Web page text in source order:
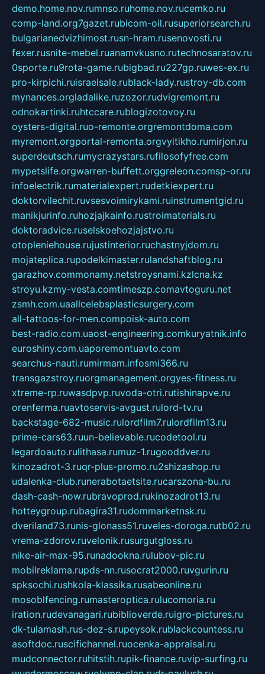
demo.home.nov.rumnso.ruhome.nov.rucemko.ru
comp-land.org7gazet.rubicom-oil.rusuperiorsearch.ru
bulgarianedvizhimost.rusn-hram.rusenovosti.ru
fexer.rusnite-mebel.ruanamvkusno.rutechnosaratov.ru
0sporte.ru9rota-game.rubigbad.ru227gp.ruwes-ex.ru
pro-kirpichi.ruisraelsale.rublack-lady.rustroy-db.com
mynances.orgladalike.ruzozor.rudvigremont.ru
odnokartinki.ruhtccare.rublogizotovoy.ru
oysters-digital.ruo-remonte.orgremontdoma.com
myremont.orgportal-remonta.orgvyitikho.rumirjon.ru
superdeutsch.rumycrazystars.rufilosofyfree.com
mypetslife.orgwarren-buffett.orggreleon.comsp-or.ru
infoelectrik.rumaterialexpert.rudetkiexpert.ru
doktorvilechit.ruvsesvoimirykami.ruinstrumentgid.ru
manikjurinfo.ruhozjajkainfo.rustroimaterials.ru
doktoradvice.ruselskoehozjajstvo.ru
otopleniehouse.rujustinterior.ruchastnyjdom.ru
mojateplica.rupodelkimaster.rulandshaftblog.ru
garazhov.commonamy.netstroysnami.kzlcna.kz
stroyu.kzmy-vesta.comtimeszp.comavtoguru.net
zsmh.com.uaallcelebsplasticsurgery.com
all-tattoos-for-men.compoisk-auto.com
best-radio.com.uaost-engineering.comkuryatnik.info
euroshiny.com.uaporemontuavto.com
searchus-nauti.rumirmam.infosmi366.ru
transgazstroy.ruorgmanagement.orgyes-fitness.ru
xtreme-rp.ruwasdpvp.ruvoda-otri.rutishinapve.ru
orenferma.ruavtoservis-avgust.rulord-tv.ru
backstage-682-music.rulordfilm7.rulordfilm13.ru
prime-cars63.ruun-believable.rucodetool.ru
legardoauto.rulithasa.rumuz-1.rugooddver.ru
kinozadrot-3.ruqr-plus-promo.ru2shizashop.ru
udalenka-club.runerabotaetsite.rucarszona-bu.ru
dash-cash-now.rubravoprod.rukinozadrot13.ru
hotteygroup.rubagira31.rudommarketnsk.ru
dveriland73.runis-glonass51.ruveles-doroga.rutb02.ru
vrema-zdorov.ruvelonik.rusurgutgloss.ru
nike-air-max-95.runadookna.rulubov-pic.ru
mobilreklama.rupds-nn.rusocrat2000.ruvgurin.ru
spksochi.rushkola-klassika.rusabeonline.ru
mosoblfencing.rumasteroptica.rulucomoria.ru
iration.rudevanagari.rubiblioverde.ruigro-pictures.ru
dk-tulamash.rus-dez-s.rupeysok.rublackcountess.ru
asoftdoc.ruscifichannel.ruocenka-appraisal.ru
mudconnector.ruhitstih.rupik-finance.ruvip-surfing.ru